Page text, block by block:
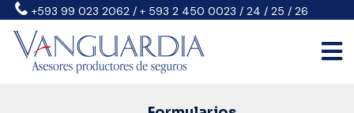
+593 99 023 2062 / + 593 2 450 0023 / 24 / 25 / 26